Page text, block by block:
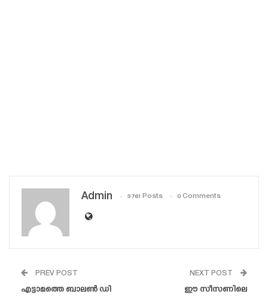
Admin 3761 Posts 0 Comments
PREV POST
എട്ടാമത്തെ ബാലൺ ഡി
NEXT POST
ഈ സീസണിലെ